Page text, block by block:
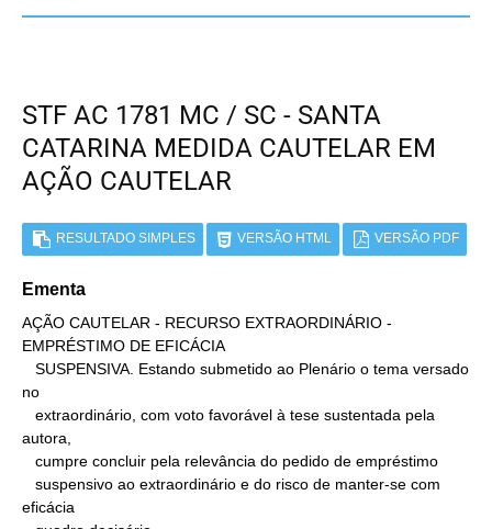
STF AC 1781 MC / SC - SANTA
CATARINA MEDIDA CAUTELAR EM
AÇÃO CAUTELAR
RESULTADO SIMPLES VERSÃO HTML VERSÃO PDF
Ementa
AÇÃO CAUTELAR - RECURSO EXTRAORDINÁRIO -
EMPRÉSTIMO DE EFICÁCIA
no
autora,
eficácia